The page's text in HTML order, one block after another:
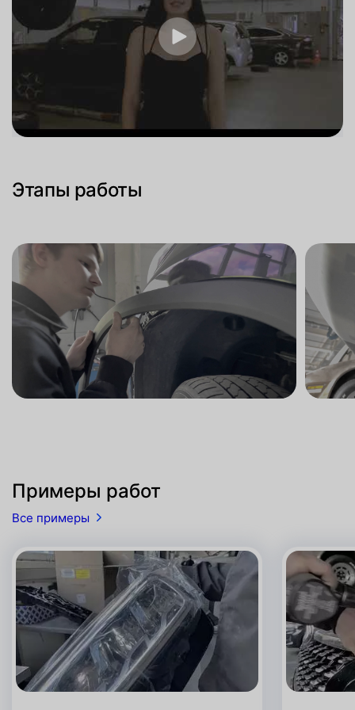
Этапы работы
Примеры работ
Все примеры